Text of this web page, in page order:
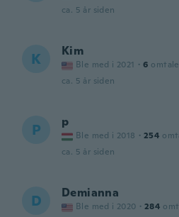
ca. 5 år siden
K Kim
Ble med i 2021 · 6
ca. 5 år siden
P p
Ble med i 2018 · 254
ca. 5 år siden
D Demianna
Ble med i 2020 · 284